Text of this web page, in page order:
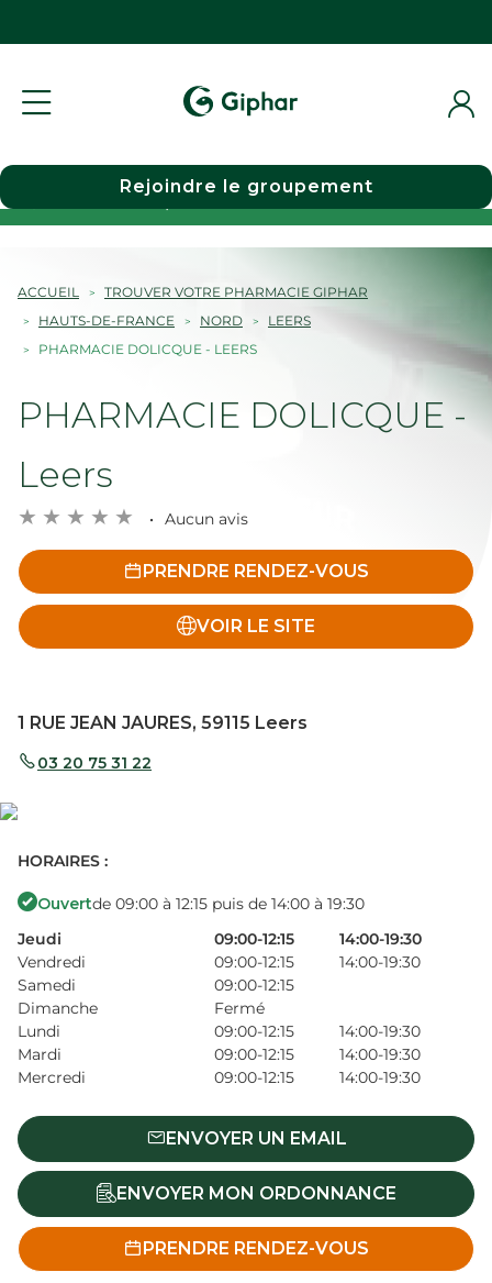
Choisir une pharmacie
Rejoindre le groupement
ACCUEIL
TROUVER VOTRE PHARMACIE GIPHAR
HAUTS-DE-FRANCE
NORD
LEERS
PHARMACIE DOLICQUE - LEERS
PHARMACIE DOLICQUE -
Leers
Aucun avis
PRENDRE RENDEZ-VOUS
VOIR LE SITE
1 RUE JEAN JAURES, 59115 Leers
03 20 75 31 22
HORAIRES :
Ouvertde 09:00 à 12:15 puis de 14:00 à 19:30
Jeudi
09:00-12:15
14:00-19:30
Vendredi
09:00-12:15
14:00-19:30
Samedi
09:00-12:15
Dimanche
Fermé
Lundi
09:00-12:15
14:00-19:30
Mardi
09:00-12:15
14:00-19:30
Mercredi
09:00-12:15 14:00-19:30
ENVOYER UN EMAIL
ENVOYER MON ORDONNANCE
PRENDRE RENDEZ-VOUS